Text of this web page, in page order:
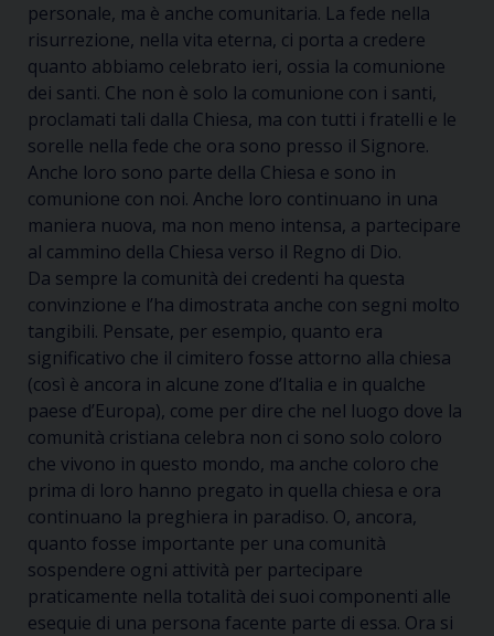
personale, ma è anche comunitaria. La fede nella
risurrezione, nella vita eterna, ci porta a credere
quanto abbiamo celebrato ieri, ossia la comunione
dei santi. Che non è solo la comunione con i santi,
proclamati tali dalla Chiesa, ma con tutti i fratelli e le
sorelle nella fede che ora sono presso il Signore.
Anche loro sono parte della Chiesa e sono in
comunione con noi. Anche loro continuano in una
maniera nuova, ma non meno intensa, a partecipare
al cammino della Chiesa verso il Regno di Dio.
Da sempre la comunità dei credenti ha questa
convinzione e l’ha dimostrata anche con segni molto
tangibili. Pensate, per esempio, quanto era
significativo che il cimitero fosse attorno alla chiesa
(così è ancora in alcune zone d’Italia e in qualche
paese d’Europa), come per dire che nel luogo dove la
comunità cristiana celebra non ci sono solo coloro
che vivono in questo mondo, ma anche coloro che
prima di loro hanno pregato in quella chiesa e ora
continuano la preghiera in paradiso. O, ancora,
quanto fosse importante per una comunità
sospendere ogni attività per partecipare
praticamente nella totalità dei suoi componenti alle
esequie di una persona facente parte di essa. Ora si